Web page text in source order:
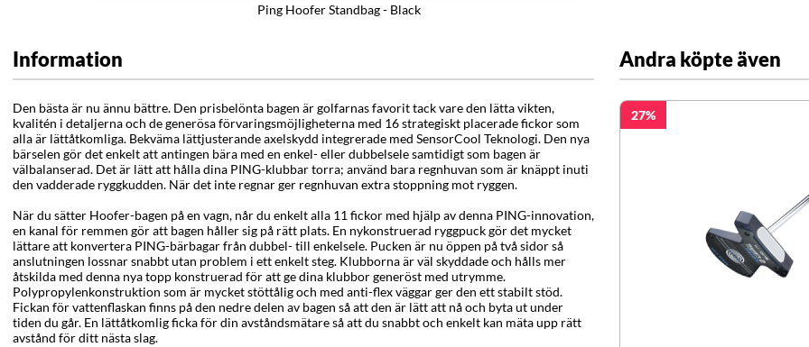
Ping Hoofer Standbag - Black
Information
Den bästa är nu ännu bättre. Den prisbelönta bagen är golfarnas favorit tack vare den lätta vikten,
kvalitén i detaljerna och de generösa förvaringsmöjligheterna med 16 strategiskt placerade fickor som
alla är lättåtkomliga. Bekväma lättjusterande axelskydd integrerade med SensorCool Teknologi. Den nya
bärselen gör det enkelt att antingen bära med en enkel- eller dubbelsele samtidigt som bagen är
välbalanserad. Det är lätt att hålla dina PING-klubbar torra; använd bara regnhuvan som är knäppt inuti
den vadderade ryggkudden. När det inte regnar ger regnhuvan extra stoppning mot ryggen.
När du sätter Hoofer-bagen på en vagn, når du enkelt alla 11 fickor med hjälp av denna PING-innovation,
en kanal för remmen gör att bagen håller sig på rätt plats. En nykonstruerad ryggpuck gör det mycket
lättare att konvertera PING-bärbagar från dubbel- till enkelsele. Pucken är nu öppen på två sidor så
anslutningen lossnar snabbt utan problem i ett enkelt steg. Klubborna är väl skyddade och hålls mer
åtskilda med denna nya topp konstruerad för att ge dina klubbor generöst med utrymme.
Polypropylenkonstruktion som är mycket stöttålig och med anti-flex väggar ger den ett stabilt stöd.
Fickan för vattenflaskan finns på den nedre delen av bagen så att den är lätt att nå och byta ut under
tiden du går. En lättåtkomlig ficka för din avståndsmätare så att du snabbt och enkelt kan mäta upp rätt
avstånd för ditt nästa slag.
Andra köpte även
27